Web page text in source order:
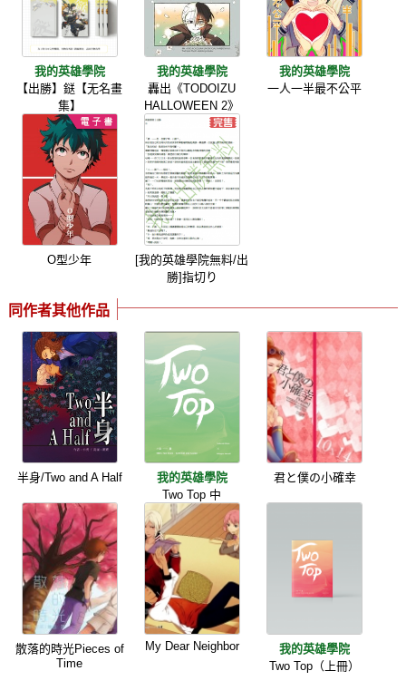
我的英雄學院
【出勝】鎹【无名畫
集】
我的英雄學院
轟出《TODOIZU
HALLOWEEN 2》
我的英雄學院
一人一半最不公平
O型少年
[我的英雄學院無料/出
勝]指切り
同作者其他作品
半身/Two and A Half
我的英雄學院
Two Top 中
君と僕の小確幸
散落的時光Pieces of
Time
My Dear Neighbor
我的英雄學院
Two Top（上冊）